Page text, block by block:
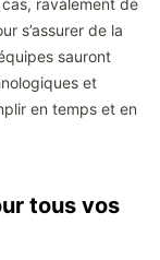
ravalement de
s’assurer de la
sauront
et
en temps et en
tous vos